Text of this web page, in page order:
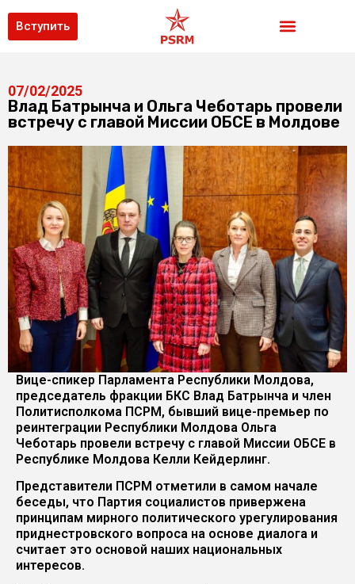
Вступить
07/02/2025
Влад Батрынча и Ольга Чеботарь провели
встречу с главой Миссии ОБСЕ в Молдове
Вице-спикер Парламента Республики Молдова,
председатель фракции БКС Влад Батрынча и член
Политисполкома ПСРМ, бывший вице-премьер по
реинтеграции Республики Молдова Ольга
Чеботарь провели встречу с главой Миссии ОБСЕ в
Республике Молдова Келли Кейдерлинг.
Представители ПСРМ отметили в самом начале
беседы, что Партия социалистов привержена
принципам мирного политического урегулирования
приднестровского вопроса на основе диалога и
считает это основой наших национальных
интересов.